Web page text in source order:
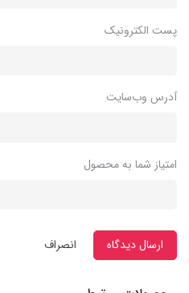
پست الکترونیک
آدرس وب‌سایت
امتیاز شما به محصول
ارسال دیدگاه انصراف